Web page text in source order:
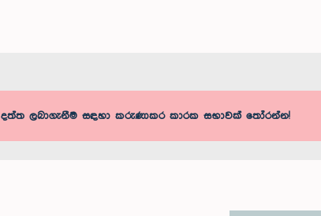
දත්ත ලබාගැනීම සඳහා කරුණාකර කාරක සභාවක් තෝරන්න!